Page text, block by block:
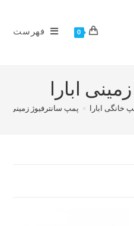
0 فهرست
ابارا
خانگی ابارا > پمپ سانترفیوژ زمینی